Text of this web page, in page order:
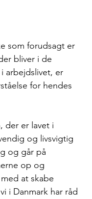
som forudsagt er
bliver i de
arbejdslivet, er
for hendes
der er lavet i
og livsvigtig
og går på
op og
at skabe
i Danmark har råd